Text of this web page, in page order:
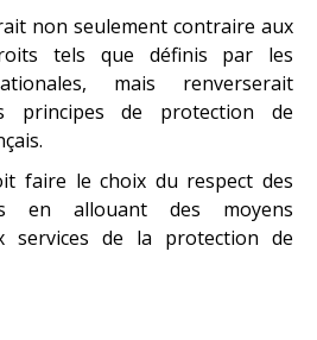
non seulement contraire aux
tels que définis par les
mais renverserait
principes de protection de
faire le choix du respect des
en allouant des moyens
services de la protection de